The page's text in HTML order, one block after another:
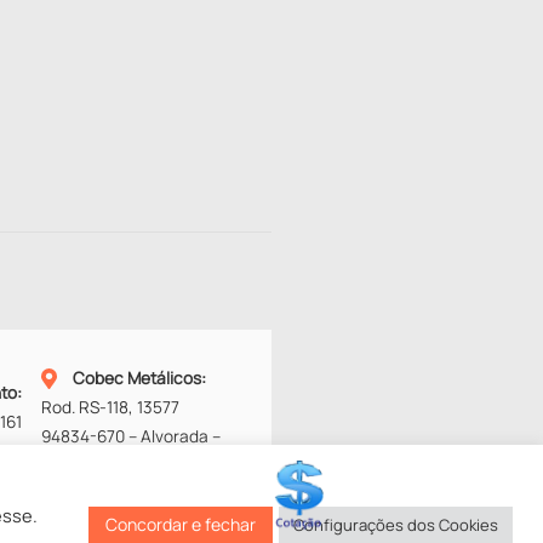
:
Cobec Metálicos:
Rod. RS-118, 13577
94834-670 – Alvorada –
Concordar e fechar Configurações dos Cookies